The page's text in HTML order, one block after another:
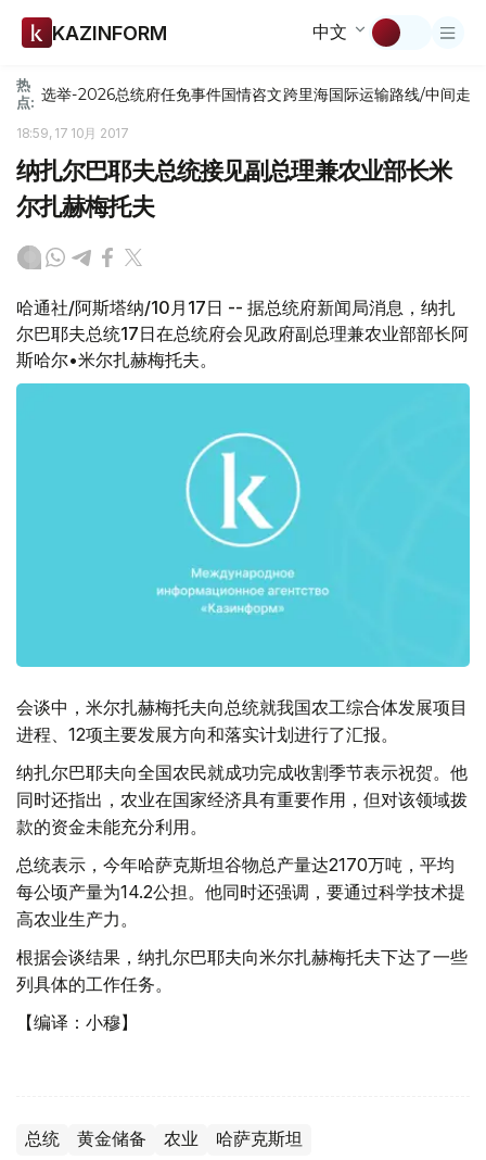
KAZINFORM 中文
热
点: 选举-2026总统府任免事件国情咨文跨里海国际运输路线/中间走廊
18:59, 17 10月 2017
纳扎尔巴耶夫总统接见副总理兼农业部长米
尔扎赫梅托夫
哈通社/阿斯塔纳/10月17日 -- 据总统府新闻局消息，纳扎
尔巴耶夫总统17日在总统府会见政府副总理兼农业部部长阿
斯哈尔•米尔扎赫梅托夫。
会谈中，米尔扎赫梅托夫向总统就我国农工综合体发展项目
进程、12项主要发展方向和落实计划进行了汇报。
纳扎尔巴耶夫向全国农民就成功完成收割季节表示祝贺。他
同时还指出，农业在国家经济具有重要作用，但对该领域拨
款的资金未能充分利用。
总统表示，今年哈萨克斯坦谷物总产量达2170万吨，平均
每公顷产量为14.2公担。他同时还强调，要通过科学技术提
高农业生产力。
根据会谈结果，纳扎尔巴耶夫向米尔扎赫梅托夫下达了一些
列具体的工作任务。
【编译：小穆】
总统 黄金储备 农业 哈萨克斯坦